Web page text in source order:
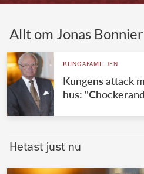
VÄRLDENS
Brittiska
Allt om Jonas Bonnier
KUNGAFAMILJEN
Kungens attack
hus:
Hetast just nu